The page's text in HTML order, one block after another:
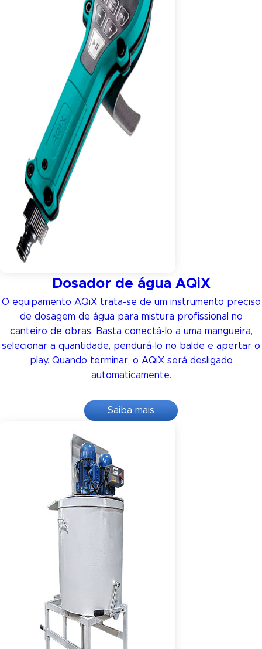
Dosador de água AQiX
O equipamento AQiX trata-se de um instrumento preciso
de dosagem de água para mistura profissional no
canteiro de obras. Basta conectá-lo a uma mangueira,
selecionar a quantidade, pendurá-lo no balde e apertar o
play. Quando terminar, o AQiX será desligado
automaticamente.
Saiba mais